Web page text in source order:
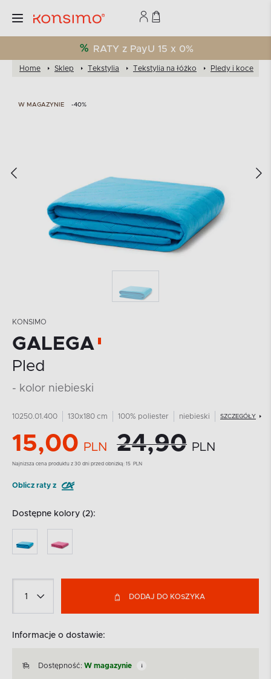
RATY z PayU 15 x 0%
Home Sklep Tekstylia Tekstylia na łóżko Pledy i koce
W MAGAZYNIE -40%
KONSIMO
GALEGA
Pled
- kolor niebieski
10250.01.400 130x180 cm 100% poliester niebieski SZCZEGÓŁY
15,00 PLN 24,90 PLN
Najnizsza cena produktu z 30 dni przed obniżką: 15 PLN
Oblicz raty z
Dostępne kolory (2):
DODAJ DO KOSZYKA
Informacje o dostawie:
Dostępność: W magazynie